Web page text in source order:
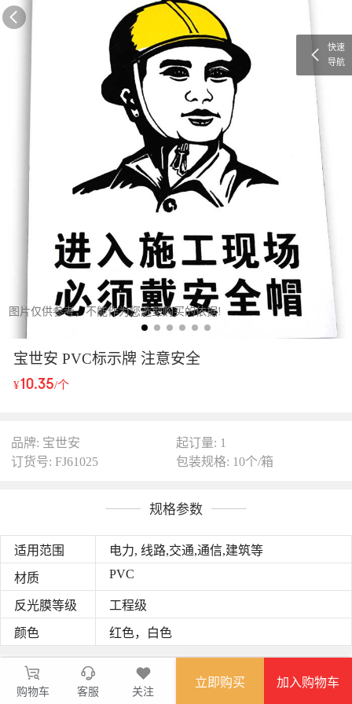
图片仅供参考，不能作为您选型购买的依据!
宝世安 PVC标示牌 注意安全
¥10.35/个
品牌: 宝世安
起订量: 1
订货号: FJ61025
包装规格: 10个/箱
规格参数
适用范围 电力, 线路,交通,通信,建筑等
材质 PVC
反光膜等级 工程级
颜色 红色，白色
图文详情
PVC标示牌。
购物车 客服 关注
立即购买 加入购物车
快速
导航